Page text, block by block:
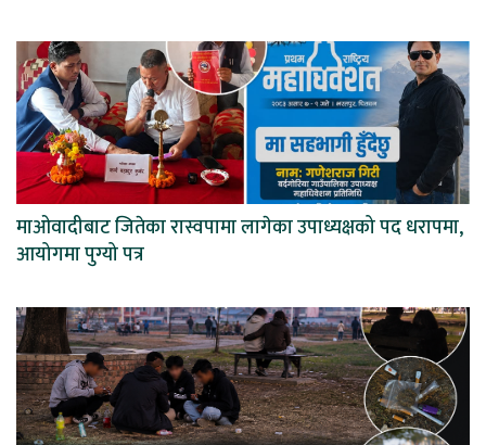
माओवादीबाट जितेका रास्वपामा लागेका उपाध्यक्षको पद धरापमा,
आयोगमा पुग्यो पत्र